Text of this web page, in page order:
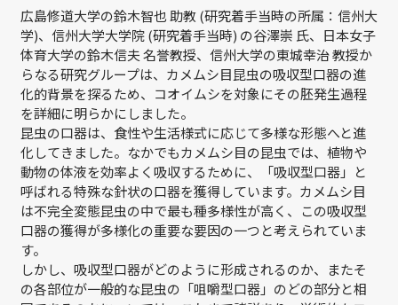
広島修道大学の鈴木智也 助教 (研究着手当時の所属：信州大
学)、信州大学大学院 (研究着手当時) の谷澤崇 氏、日本女子
体育大学の鈴木信夫 名誉教授、信州大学の東城幸治 教授か
らなる研究グループは、カメムシ目昆虫の吸収型口器の進
化的背景を探るため、コオイムシを対象にその胚発生過程
を詳細に明らかにしました。
昆虫の口器は、食性や生活様式に応じて多様な形態へと進
化してきました。なかでもカメムシ目の昆虫では、植物や
動物の体液を効率よく吸収するために、「吸収型口器」と
呼ばれる特殊な針状の口器を獲得しています。カメムシ目
は不完全変態昆虫の中で最も種多様性が高く、この吸収型
口器の獲得が多様化の重要な要因の一つと考えられていま
す。
しかし、吸収型口器がどのように形成されるのか、またそ
の各部位が一般的な昆虫の「咀嚼型口器」のどの部分と相